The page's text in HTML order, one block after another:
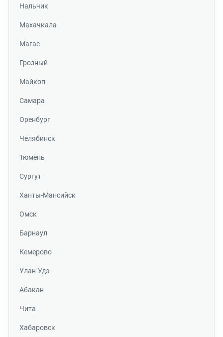
Нальчик
Махачкала
Магас
Грозный
Майкоп
Самара
Оренбург
Челябинск
Тюмень
Сургут
Ханты-Мансийск
Омск
Барнаул
Кемерово
Улан-Удэ
Абакан
Чита
Хабаровск